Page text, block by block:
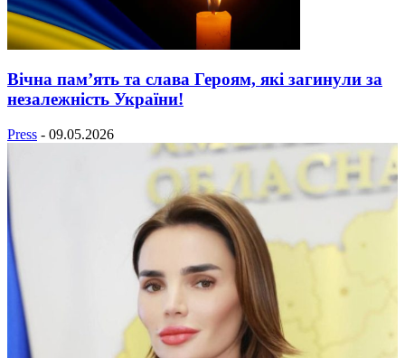
Вічна пам’ять та слава Героям, які загинули за
незалежність України!
Press - 09.05.2026